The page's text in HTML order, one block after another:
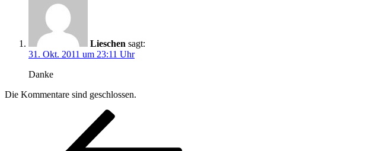
Lieschen sagt:
31. Okt. 2011 um 23:11 Uhr
Danke
Die Kommentare sind geschlossen.
Beitragsnavigation